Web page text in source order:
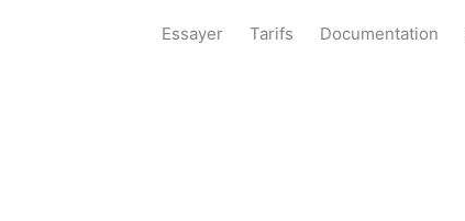
Essayer Tarifs Documentation